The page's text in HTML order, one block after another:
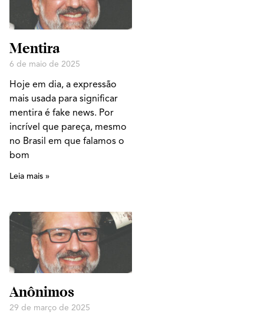
Mentira
6 de maio de 2025
Hoje em dia, a expressão
mais usada para significar
mentira é fake news. Por
incrível que pareça, mesmo
no Brasil em que falamos o
bom
Leia mais »
Anônimos
29 de março de 2025